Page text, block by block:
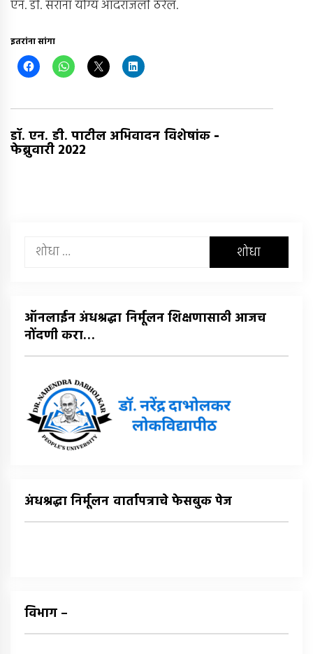
एन. डी. सरांना योग्य आदरांजली ठरेल.
इतरांना सांगा
डॉ. एन. डी. पाटील अभिवादन विशेषांक -
फेब्रुवारी 2022
यांचा
ऑनलाईन अंधश्रद्धा निर्मूलन शिक्षणासाठी आजच
नोंदणी करा…
अंधश्रद्धा निर्मूलन वार्तापत्राचे फेसबुक पेज
विभाग –